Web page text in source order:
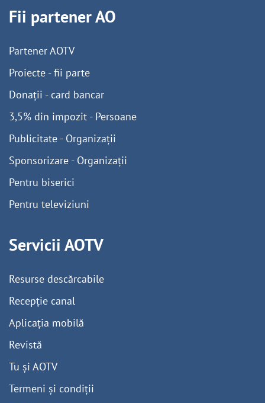
Fii partener AO
Partener AOTV
Proiecte - fii parte
Donații - card bancar
3,5% din impozit - Persoane
Publicitate - Organizații
Sponsorizare - Organizații
Pentru biserici
Pentru televiziuni
Servicii AOTV
Resurse descărcabile
Recepție canal
Aplicația mobilă
Revistă
Tu și AOTV
Termeni și condiții